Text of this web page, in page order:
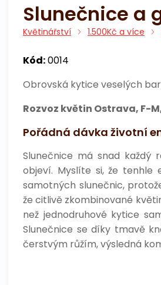
Slunečnice a
Květinářství 1.500Kč a více
Kód:0014
Obrovská kytice veselých
Rozvoz květin Ostrava, F-
Pořádná dávka životní
Slunečnice má snad každý
objeví. Myslíte si, že tenhle
samotných slunečnic,
že citlivě zkombinované
než jednodruhové kytice
Slunečnice se díky tmavě
čerstvým růžím, výsledná